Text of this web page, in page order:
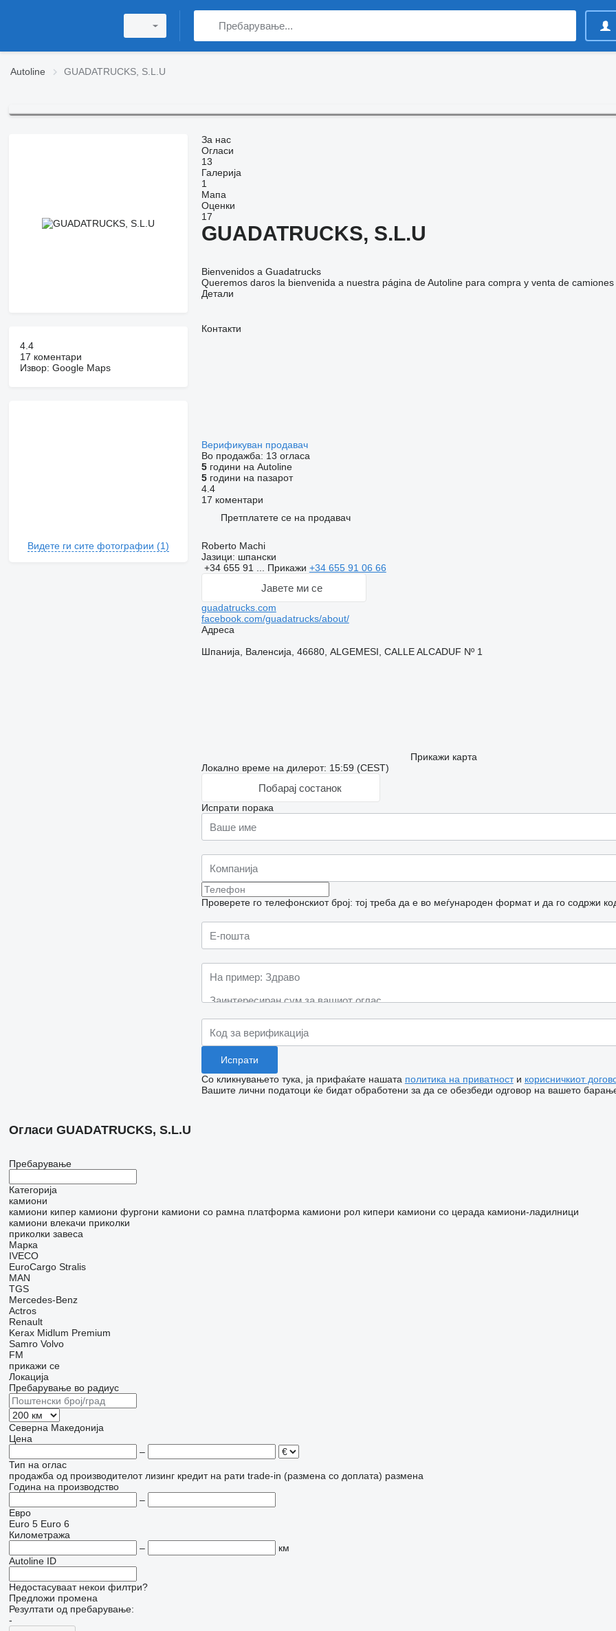
Autoline GUADATRUCKS, S.L.U
4.4
17 коментари
Извор: Google Maps
Видете ги сите фотографии (1)
За нас
Огласи
13
Галерија
1
Мапа
Оценки
17
GUADATRUCKS, S.L.U
Bienvenidos a Guadatrucks
Queremos daros la bienvenida a nuestra página de Autoline para compra y venta de
Детали
Контакти
Верификуван продавач
Во продажба: 13 огласа
5години на Autoline
5години на пазарот
4.4
17 коментари
Претплатете се на продавач
Roberto Machi
Јазици: шпански
+34 655 91 ... Прикажи +34 655 91 06 66
Јавете ми се
guadatrucks.com
facebook.com/guadatrucks/about/
Адреса
Шпанија, Валенсија, 46680, ALGEMESI, CALLE ALCADUF Nº 1
Прикажи карта
Локално време на дилерот: 15:59 (CEST)
Побарај состанок
Испрати порака
Проверете го телефонскиот број: тој треба да е во меѓународен формат и да го содржи
Со кликнувањето тука, ја прифаќате нашата политика на приватности корисничкиот
Вашите лични податоци ќе бидат обработени за да се обезбеди одговор на вашето
Огласи GUADATRUCKS, S.L.U
Пребарување
Категорија
камиони
камиони кипер камиони фургони камиони со рамна платформа камиони рол кипери камиони со церада камиони-ладилници
камиони влекачи приколки
приколки завеса
Марка
IVECO
EuroCargo Stralis
MAN
TGS
Mercedes-Benz
Actros
Renault
Kerax Midlum Premium
Samro Volvo
FM
прикажи се
Локација
Пребарување во радиус
Северна Македонија
Цена
–
Тип на оглас
продажба од производителот лизинг кредит на рати trade-in (размена со доплата) размена
Година на производство
–
Евро
Euro 5 Euro 6
Километража
–
км
Autoline ID
Недостасуваат некои филтри?
Предложи промена
Резултати од пребарување:
-